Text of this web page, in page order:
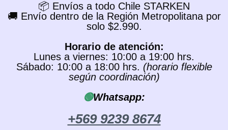
📦 Envíos a todo Chile STARKEN
🚚 Envío dentro de la Región Metropolitana por
solo $2.990.
Horario de atención:
Lunes a viernes: 10:00 a 19:00 hrs.
Sábado: 10:00 a 18:00 hrs. (horario flexible
según coordinación)
🟢Whatsapp:
+569 9239 8674